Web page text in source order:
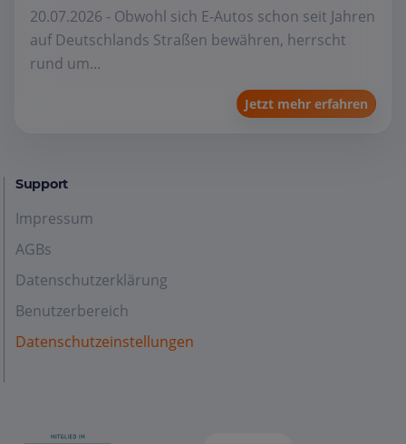
20.07.2026 - Obwohl sich E-Autos schon seit Jahren
auf Deutschlands Straßen bewähren, herrscht
rund um...
Jetzt mehr erfahren
Support
Impressum
AGBs
Datenschutzerklärung
Benutzerbereich
Datenschutzeinstellungen